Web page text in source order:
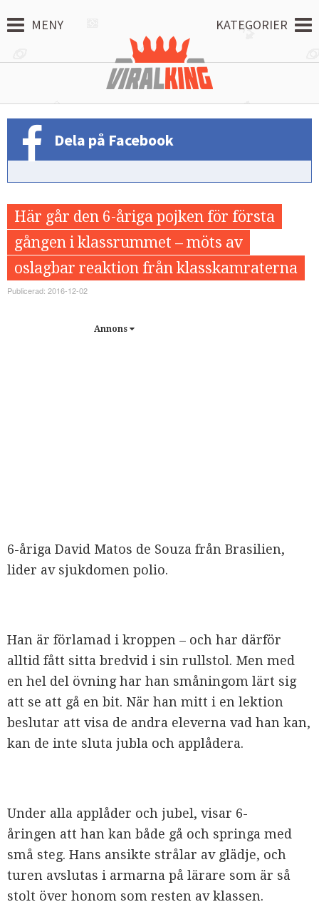
MENY KATEGORIER
Dela på Facebook
Här går den 6-åriga pojken för första
gången i klassrummet – möts av
oslagbar reaktion från klasskamraterna
Publicerad: 2016-12-02
Annons
6-åriga David Matos de Souza från Brasilien,
lider av sjukdomen polio.
Han är förlamad i kroppen – och har därför
alltid fått sitta bredvid i sin rullstol. Men med
en hel del övning har han småningom lärt sig
att se att gå en bit. När han mitt i en lektion
beslutar att visa de andra eleverna vad han kan,
kan de inte sluta jubla och applådera.
Under alla applåder och jubel, visar 6-
åringen att han kan både gå och springa med
små steg. Hans ansikte strålar av glädje, och
turen avslutas i armarna på lärare som är så
stolt över honom som resten av klassen.